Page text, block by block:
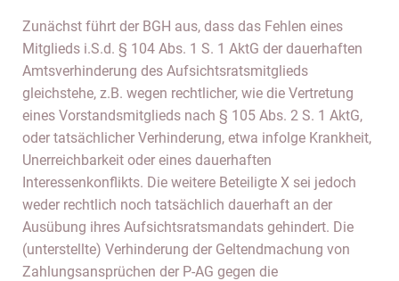
Zunächst führt der BGH aus, dass das Fehlen eines
Mitglieds i.S.d. § 104 Abs. 1 S. 1 AktG der dauerhaften
Amtsverhinderung des Aufsichtsratsmitglieds
gleichstehe, z.B. wegen rechtlicher, wie die Vertretung
eines Vorstandsmitglieds nach § 105 Abs. 2 S. 1 AktG,
oder tatsächlicher Verhinderung, etwa infolge Krankheit,
Unerreichbarkeit oder eines dauerhaften
Interessenkonflikts. Die weitere Beteiligte X sei jedoch
weder rechtlich noch tatsächlich dauerhaft an der
Ausübung ihres Aufsichtsratsmandats gehindert. Die
(unterstellte) Verhinderung der Geltendmachung von
Zahlungsansprüchen der P-AG gegen die